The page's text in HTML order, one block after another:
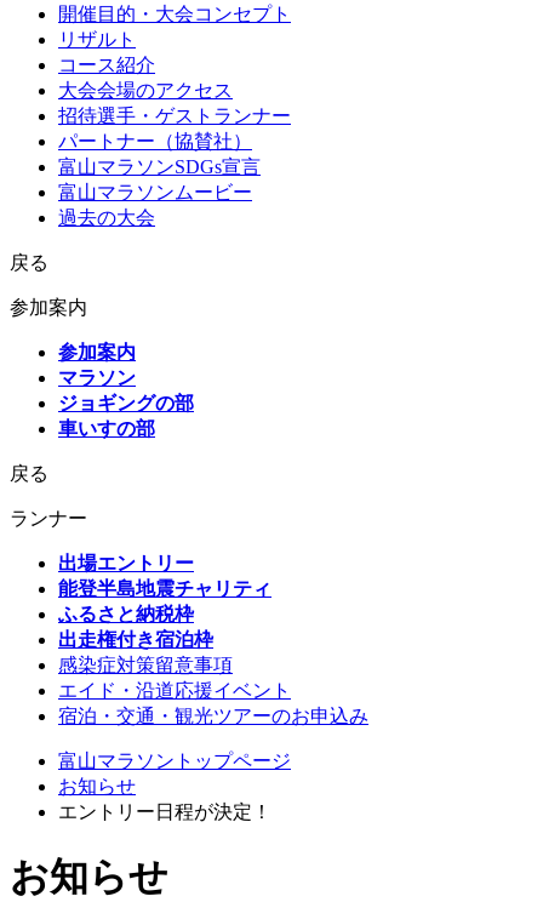
開催目的・大会コンセプト
リザルト
コース紹介
大会会場のアクセス
招待選手・ゲストランナー
パートナー（協賛社）
富山マラソンSDGs宣言
富山マラソンムービー
過去の大会
戻る
参加案内
参加案内
マラソン
ジョギングの部
車いすの部
戻る
ランナー
出場エントリー
能登半島地震チャリティ
ふるさと納税枠
出走権付き宿泊枠
感染症対策留意事項
エイド・沿道応援イベント
宿泊・交通・観光ツアーのお申込み
富山マラソントップページ
お知らせ
エントリー日程が決定！
お知らせ